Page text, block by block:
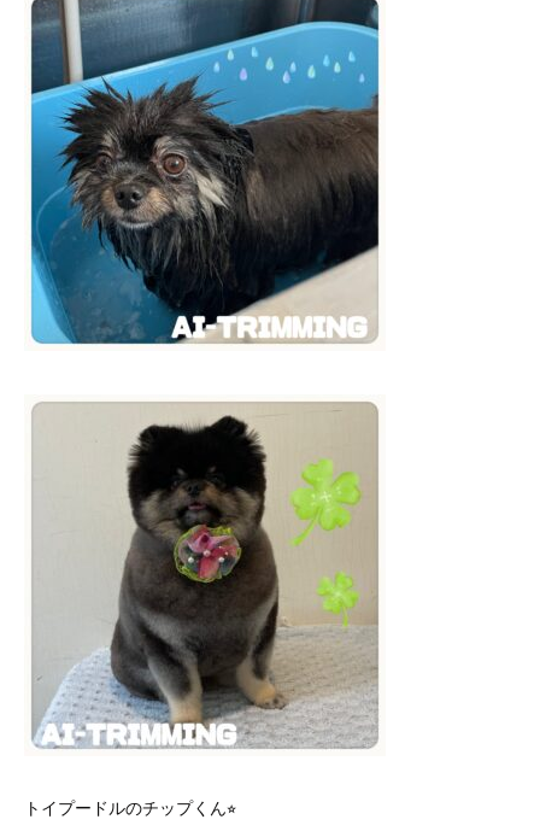
トイプードルのチップくん⭐︎